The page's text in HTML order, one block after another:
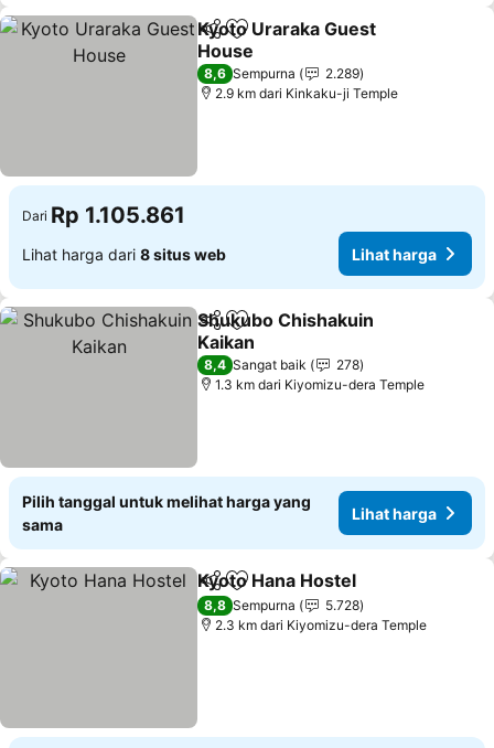
BagikanTambahkan ke favorit
Kyoto Uraraka Guest
House
Lihat harga
8,6 Sempurna
2.289
2.9 km dari Kinkaku-ji Temple
Dari Rp 1.105.861
Lihat harga dari 8 situs web Lihat harga
BagikanTambahkan ke favorit
Shukubo Chishakuin
Kaikan
Lihat harga
8,4 Sangat baik
278
1.3 km dari Kiyomizu-dera Temple
Pilih tanggal untuk melihat harga yang
sama
Lihat harga
BagikanTambahkan ke favorit
Kyoto Hana Hostel
8,8 Sempurna
5.728
2.3 km dari Kiyomizu-dera Temple